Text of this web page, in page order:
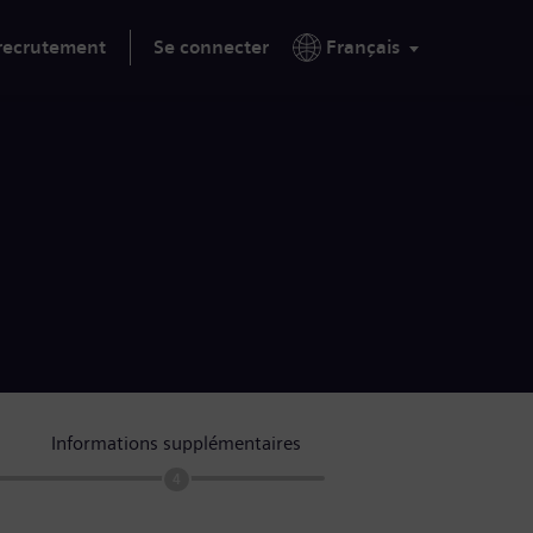
Se connecter Français
Informations supplémentaires